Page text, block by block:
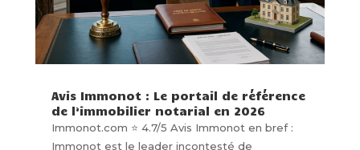
Avis Immonot : Le portail de référence
de l’immobilier notarial en 2026
Immonot.com ⭐ 4.7/5 Avis Immonot en bref :
Immonot est le leader incontesté de